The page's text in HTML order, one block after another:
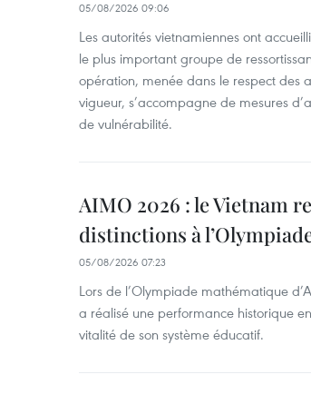
05/08/2026 09:06
Les autorités vietnamiennes ont
le plus important groupe de
opération, menée dans le respect des
vigueur, s’accompagne de mesures
de vulnérabilité.
AIMO 2026 : le Vietnam
distinctions à
05/08/2026 07:23
Lors de l’Olympiade mathématique
a réalisé une performance historique
vitalité de son système éducatif.